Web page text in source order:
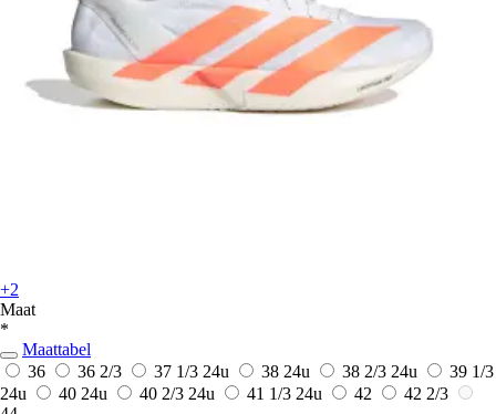
+2
Maat
*
Maattabel
36
36 2/3 37 1/3 24u 38 24u 38 2/3 24u
39 1/3
24u
40 24u 40 2/3 24u 41 1/3 24u 42
42 2/3